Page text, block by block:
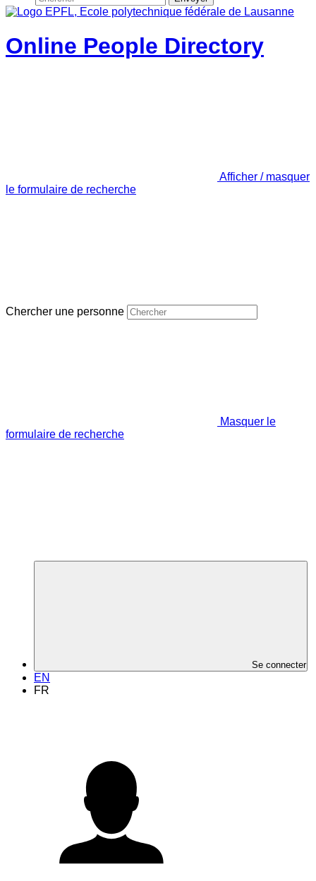
Online People Directory
Afficher / masquer
le formulaire de recherche
Chercher une personne
Masquer le
formulaire de recherche
Se connecter
EN
FR